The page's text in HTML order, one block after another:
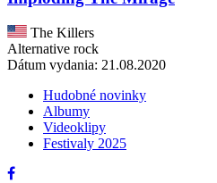
The Killers
Alternative rock
Dátum vydania: 21.08.2020
Hudobné novinky
Albumy
Videoklipy
Festivaly 2025